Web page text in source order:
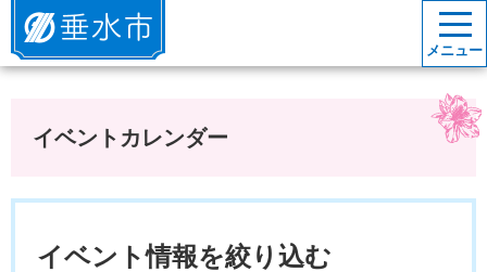
垂水市
メニュー
イベントカレンダー
イベント情報を絞り込む